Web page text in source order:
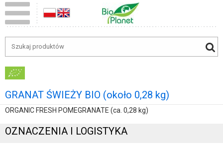
GRANAT ŚWIEŻY BIO (około 0,28 kg)
ORGANIC FRESH POMEGRANATE (ca. 0,28 kg)
OZNACZENIA I LOGISTYKA